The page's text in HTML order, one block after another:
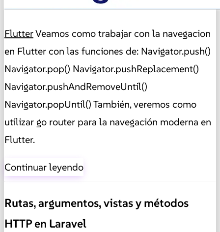
FlutterVeamos como trabajar con la navegacion
en Flutter con las funciones de: Navigator.push()
Navigator.pop() Navigator.pushReplacement()
Navigator.pushAndRemoveUntil()
Navigator.popUntil() También, veremos como
utilizar go router para la navegación moderna en
Flutter.
Continuar leyendo
Rutas, argumentos, vistas y métodos
HTTP en Laravel